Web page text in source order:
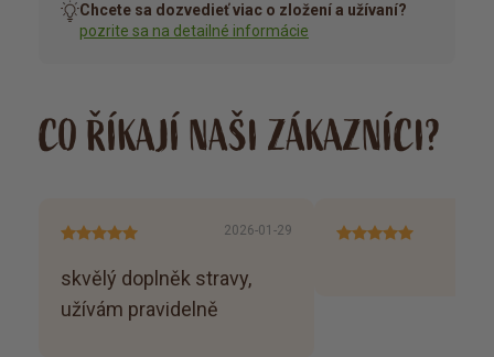
Chcete sa dozvedieť viac o zložení a užívaní?
pozrite sa na detailné informácie
CO ŘÍKAJÍ NAŠI ZÁKAZNÍCI?
2026-01-29
skvělý doplněk stravy,
užívám pravidelně